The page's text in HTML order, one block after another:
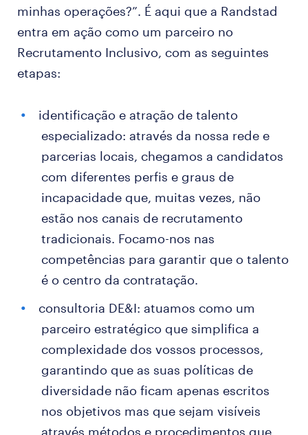
minhas operações?”. É aqui que a Randstad
entra em ação como um parceiro no
Recrutamento Inclusivo, com as seguintes
etapas:
identificação e atração de talento
especializado: através da nossa rede e
parcerias locais, chegamos a candidatos
com diferentes perfis e graus de
incapacidade que, muitas vezes, não
estão nos canais de recrutamento
tradicionais. Focamo-nos nas
competências para garantir que o talento
é o centro da contratação.
consultoria DE&I: atuamos como um
parceiro estratégico que simplifica a
complexidade dos vossos processos,
garantindo que as suas políticas de
diversidade não ficam apenas escritos
nos objetivos mas que sejam visíveis
através métodos e procedimentos que